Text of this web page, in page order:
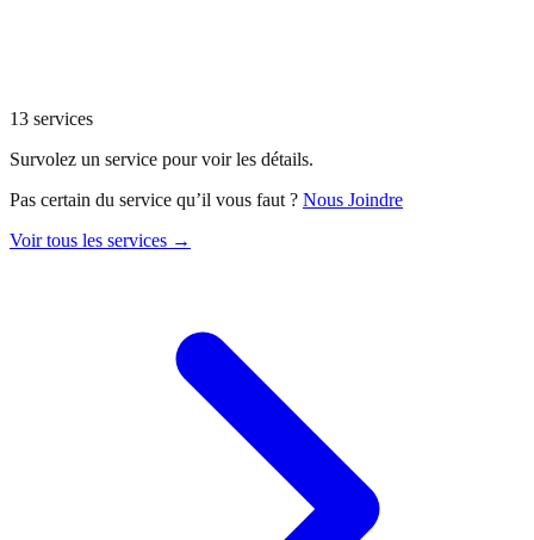
13 services
Survolez un service pour voir les détails.
Pas certain du service qu’il vous faut ? Nous Joindre
Voir tous les services →